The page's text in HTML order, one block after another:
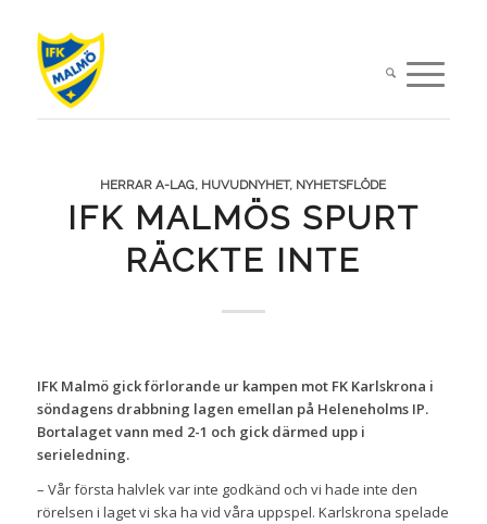
HERRAR A-LAG, HUVUDNYHET, NYHETSFLÖDE
IFK MALMÖS SPURT
RÄCKTE INTE
IFK Malmö gick förlorande ur kampen mot FK Karlskrona i
söndagens drabbning lagen emellan på Heleneholms IP.
Bortalaget vann med 2-1 och gick därmed upp i
serieledning.
– Vår första halvlek var inte godkänd och vi hade inte den
rörelsen i laget vi ska ha vid våra uppspel. Karlskrona spelade